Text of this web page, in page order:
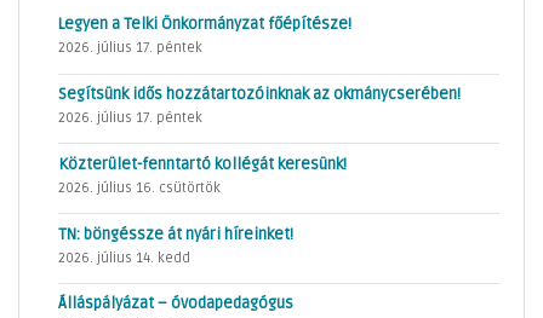
Legyen a Telki Önkormányzat főépítésze!
2026. július 17. péntek
Segítsünk idős hozzátartozóinknak az okmánycserében!
2026. július 17. péntek
Közterület-fenntartó kollégát keresünk!
2026. július 16. csütörtök
TN: böngéssze át nyári híreinket!
2026. július 14. kedd
Álláspályázat – óvodapedagógus